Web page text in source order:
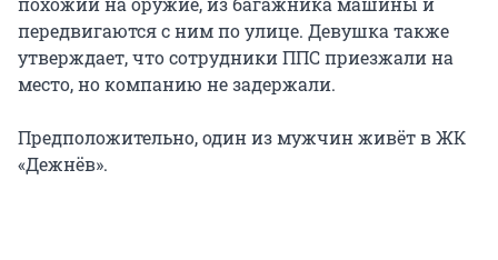
передвигаются с ним по улице. Девушка также
утверждает, что сотрудники ППС приезжали на
место, но компанию не задержали.
Предположительно, один из мужчин живёт в ЖК
«Дежнёв».